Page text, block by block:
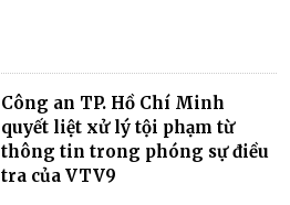
Công an TP. Hồ Chí Minh
quyết liệt xử lý tội phạm từ
thông tin trong phóng sự điều
tra của VTV9